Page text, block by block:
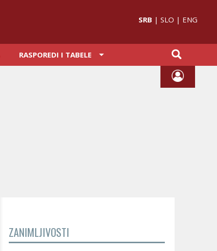
SRB | SLO | ENG
RASPOREDI I TABELE
ZANIMLJIVOSTI